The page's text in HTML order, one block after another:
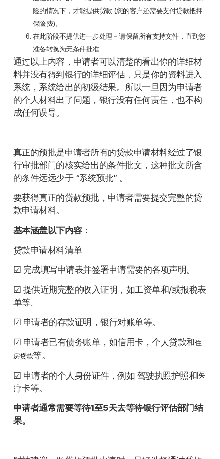
险的情况下，才能提供贷款 (您的客户还需要支付贷款抵押
保险费)。
在此阶段不提供进一步处理－请保留所有支持文件，直到您
准备转换为无条件批准
通过以上内容，申请者可以清楚的看出你的详细材
料并没有得到银行的详细评估，只是你的资料进入
系统，系统给出的初级结果。所以一旦因为申请者
的个人材料出了问题，银行没有任何责任，也不构
成任何误导。
真正的预批是申请者所有的贷款申请材料经过了银
行审批部门的核实给出的条件批文，这种批文所含
的条件远远少于 “系统预批” 。
要获得真正的贷款预批，申请者需要提交完整的贷
款申请材料。
基本涵盖以下内容：
贷款申请材料清单
☑ 完成填写申请表并签署申请需要的各项声明。
☑ 提供近期完整的收入证明，如工资单和/或报税表
单等。
☑ 申请者的存款证明，银行对账单等。
☑ 申请者已有债务账单，如信用卡，个人贷款和住
房贷款等。
☑ 申请者的个人身份证件，例如 驾驶执照护照和医
疗卡等。
申请者通常需要等待1至5天去等待银行评估部门结
果。